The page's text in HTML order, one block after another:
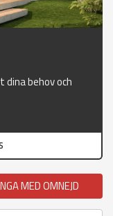
behov och
MED OMNEJD